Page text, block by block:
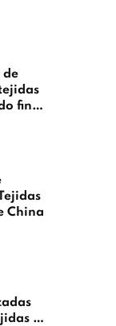
de
final
China
en